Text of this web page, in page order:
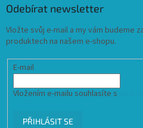
Odebírat newsletter
Vložte svůj e-mail a my vám budeme
produktech na našem e-shopu.
E-mail
Vložením e-mailu souhlasíte s
PŘIHLÁSIT SE